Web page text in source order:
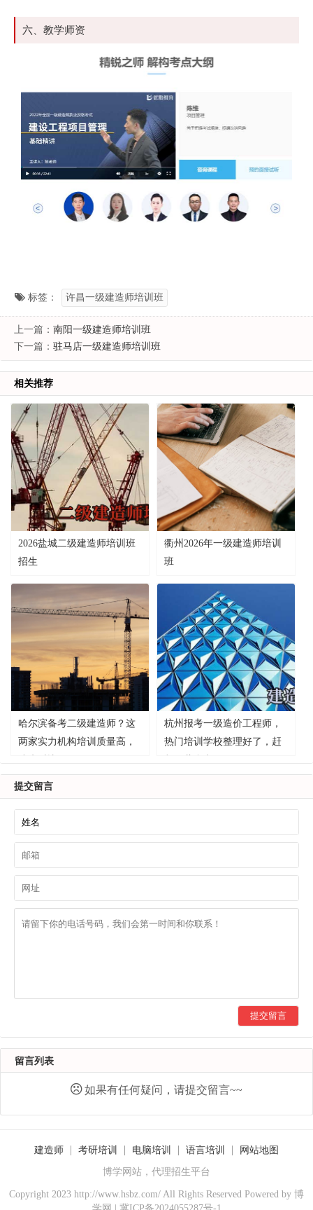
六、教学师资
标签： 许昌一级建造师培训班
上一篇： 南阳一级建造师培训班
下一篇： 驻马店一级建造师培训班
相关推荐
2026盐城二级建造师培训班
招生
衢州2026年一级建造师培训
班
哈尔滨备考二级建造师？这
两家实力机构培训质量高，
杭州报考一级造价工程师，
热门培训学校整理好了，赶
提交留言
提交留言
留言列表
如果有任何疑问，请提交留言~~
建造师 考研培训 电脑培训 语言培训 网站地图
博学网站，代理招生平台
Copyright 2023 http://www.hsbz.com/ All Rights Reserved Powered by 博